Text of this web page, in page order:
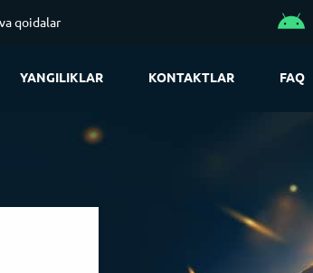
qoidalar
YANGILIKLAR KONTAKTLAR FAQ